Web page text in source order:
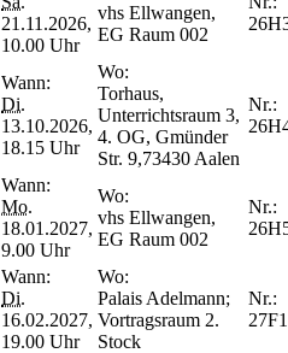
21.11.2026,
10.00 Uhr
vhs Ellwangen,
EG Raum 002
Wann:
Di.
13.10.2026,
18.15 Uhr
Wo:
Torhaus,
Unterrichtsraum 3,
4. OG, Gmünder
Str. 9,73430 Aalen
Nr.:
Wann:
Mo.
18.01.2027,
9.00 Uhr
Wo:
vhs Ellwangen,
EG Raum 002
Nr.:
Wann:
Di.
16.02.2027,
19.00 Uhr
Wo:
Palais Adelmann;
Vortragsraum 2.
Stock
Nr.: